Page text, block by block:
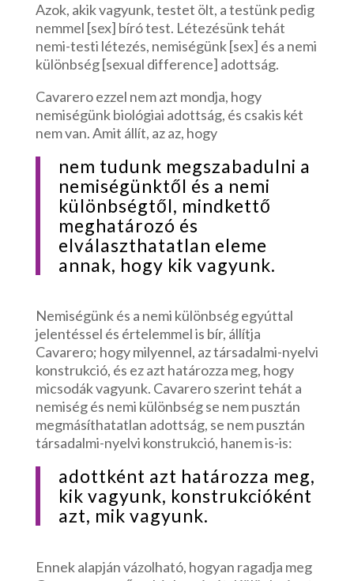
Azok, akik vagyunk, testet ölt, a testünk pedig
nemmel [sex] bíró test. Létezésünk tehát
nemi-testi létezés, nemiségünk [sex] és a nemi
különbség [sexual difference] adottság.
Cavarero ezzel nem azt mondja, hogy
nemiségünk biológiai adottság, és csakis két
nem van. Amit állít, az az, hogy
nem tudunk megszabadulni a
nemiségünktől és a nemi
különbségtől, mindkettő
meghatározó és
elválaszthatatlan eleme
annak, hogy kik vagyunk.
Nemiségünk és a nemi különbség egyúttal
jelentéssel és értelemmel is bír, állítja
Cavarero; hogy milyennel, az társadalmi-nyelvi
konstrukció, és ez azt határozza meg, hogy
micsodák vagyunk. Cavarero szerint tehát a
nemiség és nemi különbség se nem pusztán
megmásíthatatlan adottság, se nem pusztán
társadalmi-nyelvi konstrukció, hanem is-is:
adottként azt határozza meg,
kik vagyunk, konstrukcióként
azt, mik vagyunk.
Ennek alapján vázolható, hogyan ragadja meg